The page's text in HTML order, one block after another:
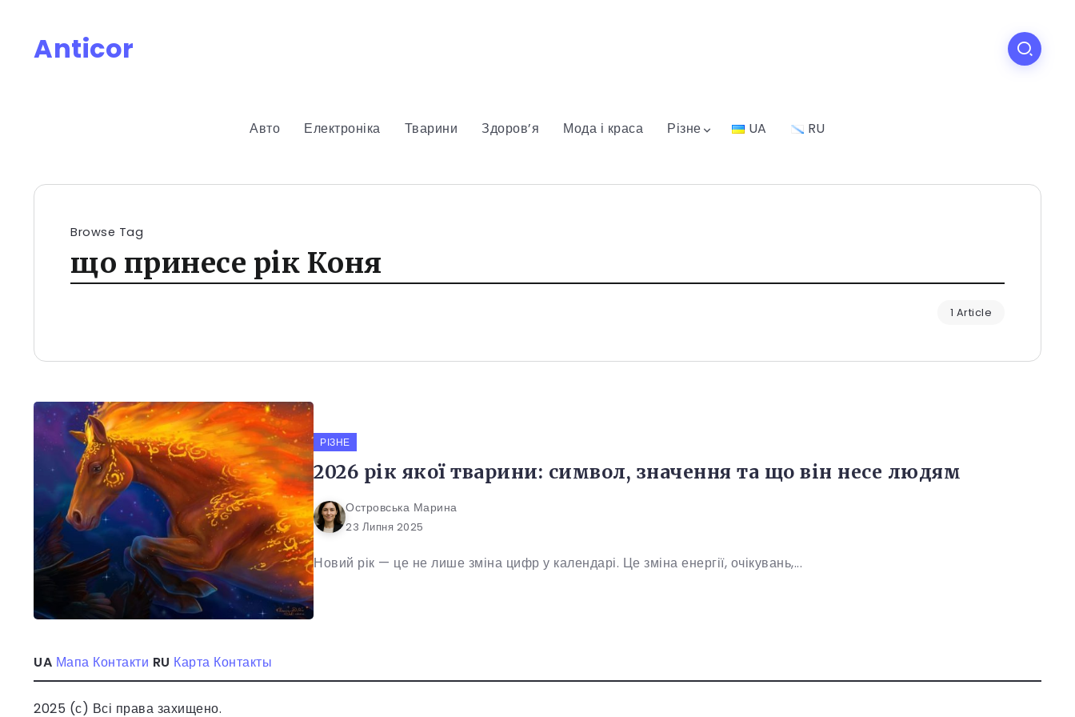
Anticor
Авто Електроніка Тварини Здоров’я Мода і краса Різне UA RU
Browse Tag
що принесе рік Коня
1 Article
РІЗНЕ
2026 рік якої тварини: символ, значення та що він несе людям
Островська Марина
23 Липня 2025
Новий рік — це не лише зміна цифр у календарі. Це зміна енергії, очікувань,...
UA Мапа Контакти RU Карта Контакты
2025 (с) Всі права захищено.